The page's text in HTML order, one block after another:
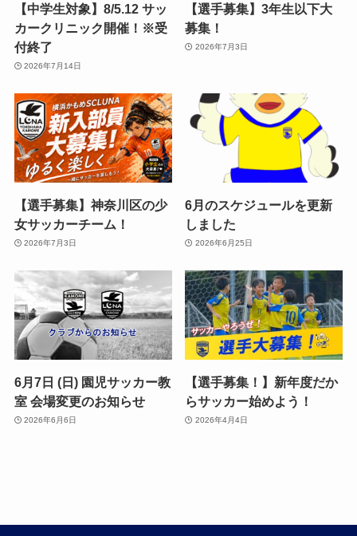
【中学生対象】8/5.12 サッ
カークリニック開催！※受
付終了
2026年7月14日
【選手募集】3年生以下大
募集！
2026年7月3日
【選手募集】神奈川区の少
女サッカーチーム！
2026年7月3日
6月のスケジュールを更新
しました
2026年6月25日
6月7日 (日) 園児サッカー教
室 会場変更のお知らせ
2026年6月6日
【選手募集！】新年度だか
らサッカー始めよう！
2026年4月4日